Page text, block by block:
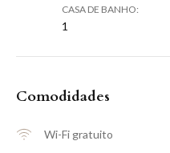
CASA DE BANHO:
1
Comodidades
Wi-Fi gratuito